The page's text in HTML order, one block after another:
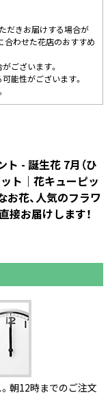
だきお届けする場合が
合わせた花店のおすすめ
ございます。
能性がございます。
- 誕生花 7月（ひ
ト｜花キューピッ
花、人気のフラワ
接お届けします！
朝12時までのご注文